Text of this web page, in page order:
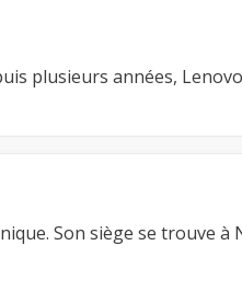
plusieurs années,
Son siège se trouve à